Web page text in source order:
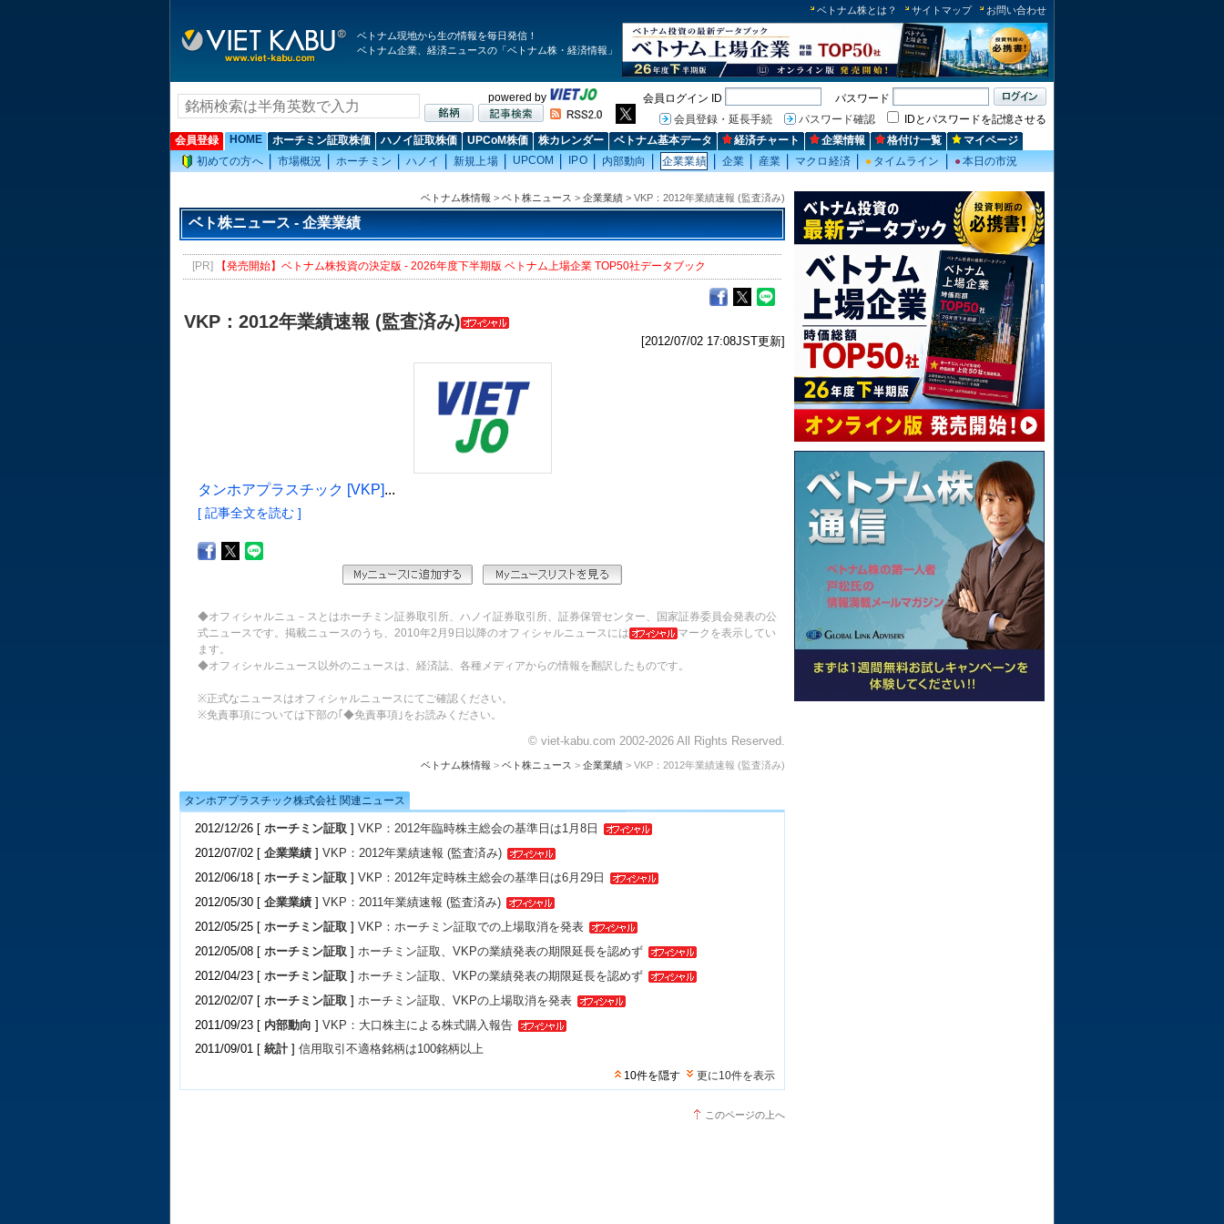
ベトナム株とは？ サイトマップ お問い合わせ
ベトナム現地から生の情報を毎日発信！
ベトナム企業、経済ニュースの「ベトナム株・経済情報」
powered by 会員ログイン ID
パスワード
会員登録・延長手続
パスワード確認
IDとパスワードを記憶させる
会員登録
HOME ホーチミン証取株価 ハノイ証取株価 UPCoM株価 株カレンダー ベトナム基本データ 経済チャート 企業情報 格付け一覧
マイページ
初めての方へ
市場概況 ホーチミン ハノイ 新規上場 UPCOM IPO 内部動向 企業業績 企業 産業 マクロ経済 ● タイムライン ●本日の市況
ベトナム株情報 > ベト株ニュース > 企業業績 > VKP：2012年業績速報 (監査済み)
ベト株ニュース - 企業業績
[PR] 【発売開始】ベトナム株投資の決定版 - 2026年度下半期版 ベトナム上場企業 TOP50社データブック
VKP：2012年業績速報 (監査済み)
[2012/07/02 17:08JST更新]
タンホアプラスチック [VKP]...
[ 記事全文を読む ]
◆オフィシャルニュ－スとはホーチミン証券取引所、ハノイ証券取引所、証券保管センター、国家証券委員会発表の公
式ニュースです。掲載ニュースのうち、2010年2月9日以降のオフィシャルニュースには
マークを表示してい
ます。
◆オフィシャルニュース以外のニュースは、経済誌、各種メディアからの情報を翻訳したものです。
※正式なニュースはオフィシャルニュースにてご確認ください。
※免責事項については下部の｢◆免責事項｣をお読みください。
© viet-kabu.com 2002-2026 All Rights Reserved.
ベトナム株情報 > ベト株ニュース > 企業業績 > VKP：2012年業績速報 (監査済み)
タンホアプラスチック株式会社 関連ニュース
2012/12/26 [ ホーチミン証取 ] VKP：2012年臨時株主総会の基準日は1月8日
2012/07/02 [ 企業業績 ] VKP：2012年業績速報 (監査済み)
2012/06/18 [ ホーチミン証取 ] VKP：2012年定時株主総会の基準日は6月29日
2012/05/30 [ 企業業績 ] VKP：2011年業績速報 (監査済み)
2012/05/25 [ ホーチミン証取 ] VKP：ホーチミン証取での上場取消を発表
2012/05/08 [ ホーチミン証取 ] ホーチミン証取、VKPの業績発表の期限延長を認めず
2012/04/23 [ ホーチミン証取 ] ホーチミン証取、VKPの業績発表の期限延長を認めず
2012/02/07 [ ホーチミン証取 ] ホーチミン証取、VKPの上場取消を発表
2011/09/23 [ 内部動向 ] VKP：大口株主による株式購入報告
2011/09/01 [ 統計] 信用取引不適格銘柄は100銘柄以上
10件を隠す 更に10件を表示
このページの上へ